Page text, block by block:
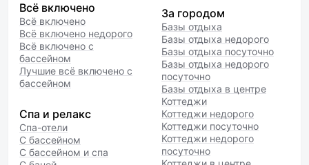
Всё включено
Всё включено
Всё включено недорого
Всё включено с
бассейном
Лучшие всё включено с
бассейном
Спа и релакс
Спа-отели
С бассейном
С бассейном и спа
За городом
Базы отдыха
Базы отдыха недорого
Базы отдыха посуточно
Базы отдыха недорого
посуточно
Базы отдыха в центре
Коттеджи
Коттеджи недорого
Коттеджи посуточно
Коттеджи недорого
посуточно